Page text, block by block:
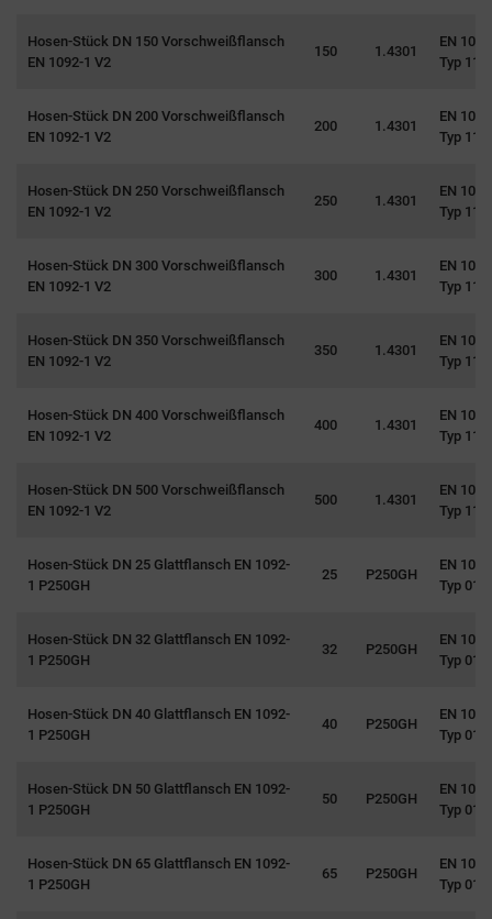
Hosen-Stück DN 150 Vorschweißflansch
EN 1092-1 V2
150 1.4301
EN
Typ 11
Hosen-Stück DN 200 Vorschweißflansch
EN 1092-1 V2
200 1.4301
EN
Typ 11
Hosen-Stück DN 250 Vorschweißflansch
EN 1092-1 V2
250 1.4301
EN
Typ 11
Hosen-Stück DN 300 Vorschweißflansch
EN 1092-1 V2
300 1.4301
EN
Typ 11
Hosen-Stück DN 350 Vorschweißflansch
EN 1092-1 V2
350 1.4301
EN
Typ 11
Hosen-Stück DN 400 Vorschweißflansch
EN 1092-1 V2
400 1.4301
EN
Typ 11
Hosen-Stück DN 500 Vorschweißflansch
EN 1092-1 V2
500 1.4301
EN
Typ 11
Hosen-Stück DN 25 Glattflansch EN 1092-
1 P250GH
25 P250GH
EN
Typ 01
Hosen-Stück DN 32 Glattflansch EN 1092-
1 P250GH
32 P250GH
EN
Typ 01
Hosen-Stück DN 40 Glattflansch EN 1092-
1 P250GH
40 P250GH
EN
Typ 01
Hosen-Stück DN 50 Glattflansch EN 1092-
1 P250GH
50 P250GH
EN
Typ 01
Hosen-Stück DN 65 Glattflansch EN 1092-
1 P250GH
65 P250GH
EN
Typ 01